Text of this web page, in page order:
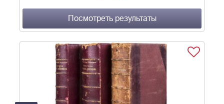
Посмотреть результаты